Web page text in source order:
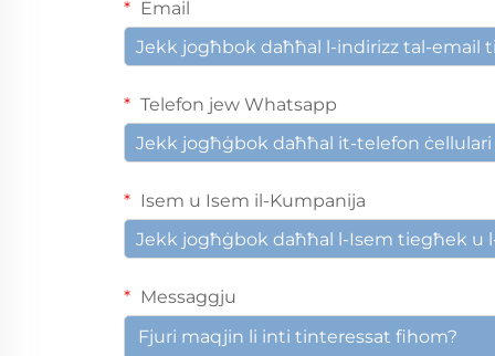
Email
Telefon jew Whatsapp
Isem u Isem il-Kumpanija
Messaggju